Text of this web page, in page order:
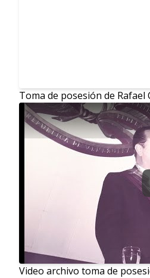
Toma de posesión de Rafael
Video archivo toma de